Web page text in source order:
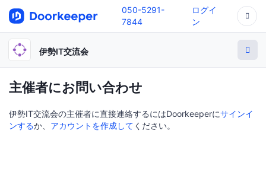
050-5291-
7844
ログイ
ン
伊勢IT交流会
主催者にお問い合わせ
伊勢IT交流会の主催者に直接連絡するにはDoorkeeperにサインイ
ンするか、 アカウントを作成して ください。